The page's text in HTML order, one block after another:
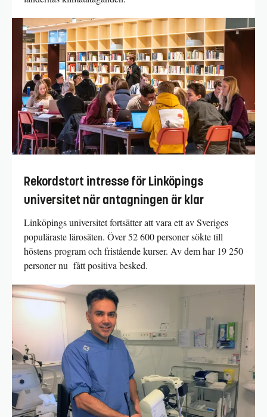
Rekordstort intresse för Linköpings
universitet när antagningen är klar
Linköpings universitet fortsätter att vara ett av Sveriges
populäraste lärosäten. Över 52 600 personer sökte till
höstens program och fristående kurser. Av dem har 19 250
personer nu fått positiva besked.